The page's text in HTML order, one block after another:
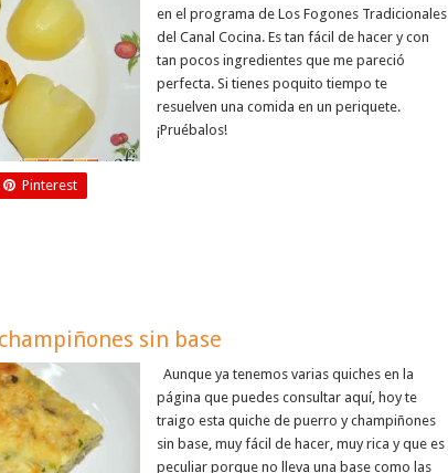
en el programa de Los Fogones Tradicionales
del Canal Cocina. Es tan fácil de hacer y con
tan pocos ingredientes que me pareció
perfecta. Si tienes poquito tiempo te
resuelven una comida en un periquete.
¡Pruébalos!
Pinterest
sin base
Aunque ya tenemos varias quiches en la
página que puedes consultar aquí, hoy te
traigo esta quiche de puerro y champiñones
sin base, muy fácil de hacer, muy rica y que es
peculiar porque no lleva una base como las